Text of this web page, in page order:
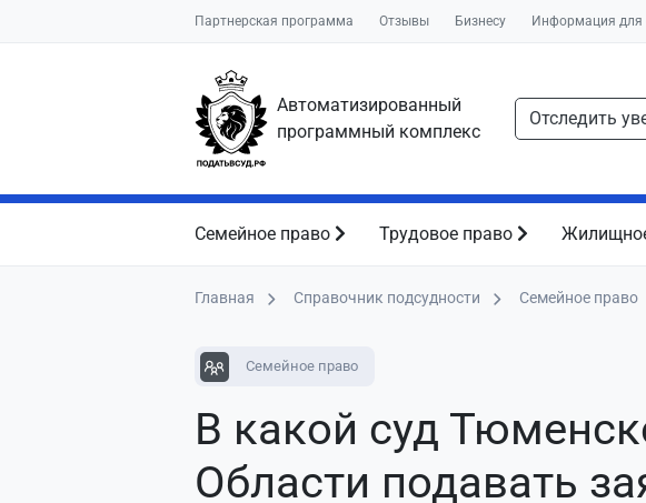
Партнерская программа Отзывы Бизнесу Информация для
Автоматизированный
программный комплекс
Отследить
Семейное право Трудовое право
Главная Справочник подсудности Семейное право
Семейное право
В какой суд
Области подавать